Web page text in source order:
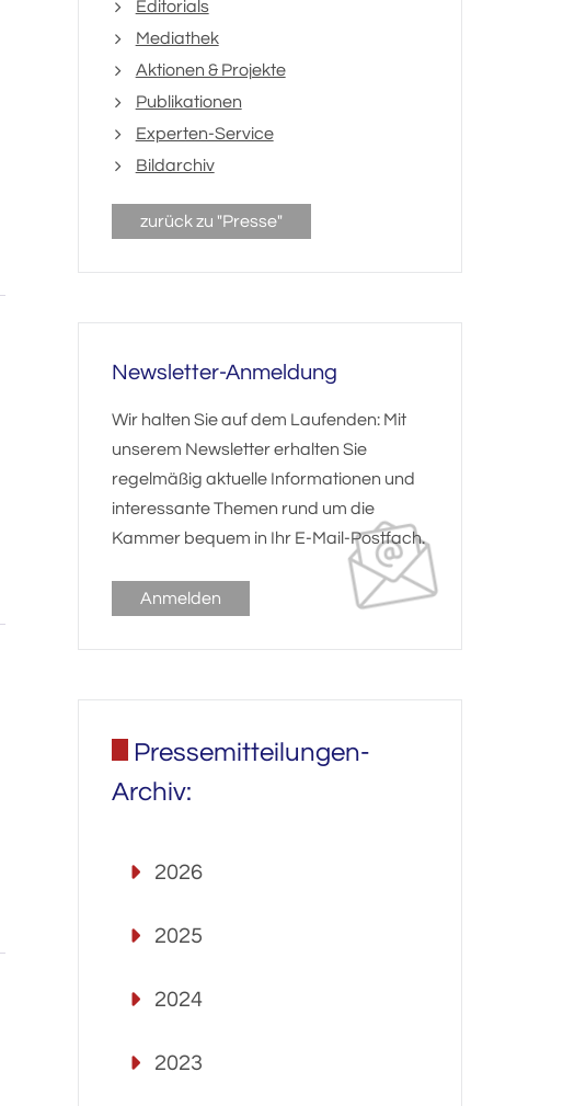
Editorials
Mediathek
Aktionen & Projekte
Publikationen
Experten-Service
Bildarchiv
zurück zu "Presse"
Newsletter-Anmeldung
Wir halten Sie auf dem Laufenden: Mit
unserem Newsletter erhalten Sie
regelmäßig aktuelle Informationen und
interessante Themen rund um die
Kammer bequem in Ihr E-Mail-Postfach.
Anmelden
Pressemitteilungen-
Archiv:
2026
2025
2024
2023